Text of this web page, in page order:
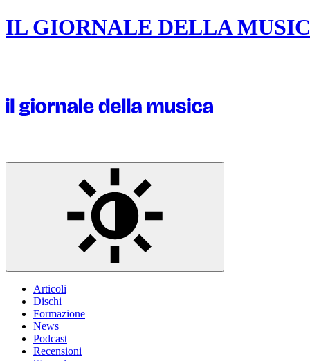
IL GIORNALE DELLA
Articoli
Dischi
Formazione
News
Podcast
Recensioni